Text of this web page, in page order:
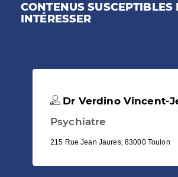
CONTENUS SUSCEPTIBLES
INTÉRESSER
Dr Verdino Vincent-
Psychiatre
215 Rue Jean Jaures, 83000 Toulon